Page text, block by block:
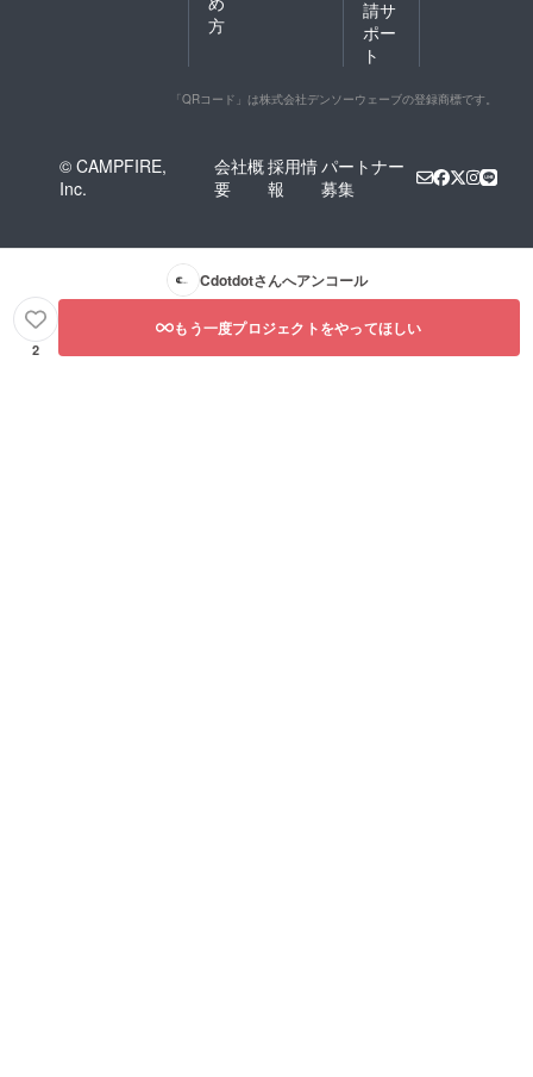
方
請サ
ポー
ト
「QRコード」は株式会社デンソーウェーブの登録商標です。
© CAMPFIRE,
Inc.
会社概
要
採用情
報
パートナー
募集
Cdotdotさんへアンコール
2
もう一度プロジェクトをやってほしい